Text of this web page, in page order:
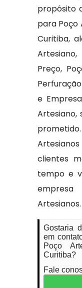
propósito
para Poço
Curitiba,
Preço,
e
clientes
tempo e
Artesianos.
Gostaria
em
Poço
Curitiba?
Fale